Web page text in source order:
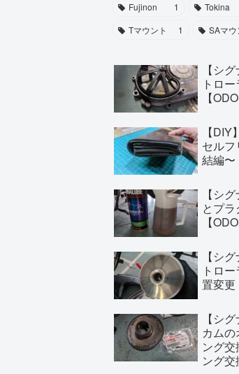
Fujinon
1 Tokina
Tマウント
1 SAマウ
【シ
トロ
【
【
セル
結編〜
【シ
とプ
【
【シ
トロ
置変更
【シ
カム
ング
ング交